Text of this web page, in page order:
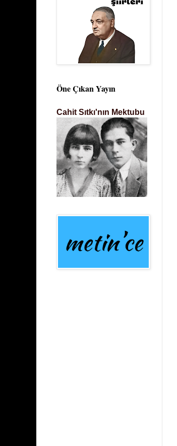
Öne Çıkan Yayın
Cahit Sıtkı'nın Mektubu